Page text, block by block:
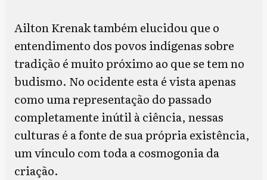
Ailton Krenak também elucidou que o
entendimento dos povos indígenas sobre
tradição é muito próximo ao que se tem no
budismo. No ocidente esta é vista apenas
como uma representação do passado
completamente inútil à ciência, nessas
culturas é a fonte de sua própria existência,
um vínculo com toda a cosmogonia da
criação.